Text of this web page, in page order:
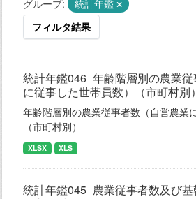
グループ:
統計年鑑
フィルタ結果
統計年鑑046_年齢階層別の農業
に従事した世帯員数）（市町村別）
年齢階層別の農業従事者数（自営農業
（市町村別）
XLSX XLS
統計年鑑045_農業従事者数及び